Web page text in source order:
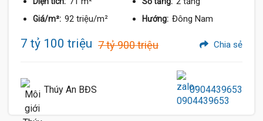
Giá/m²: 92 triệu/m² Hướng: Đông Nam
7 tỷ 100 triệu 7 tỷ 900 triệu Chia sẻ
Thúy An BĐS 0904439653